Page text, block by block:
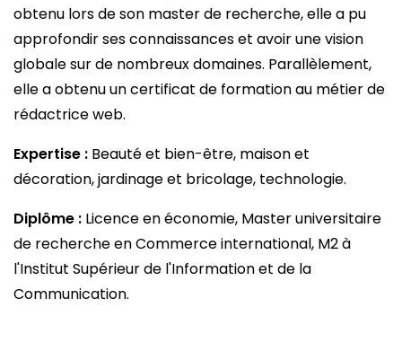
obtenu lors de son master de recherche, elle a pu
approfondir ses connaissances et avoir une vision
globale sur de nombreux domaines. Parallèlement,
elle a obtenu un certificat de formation au métier de
rédactrice web.
Expertise : Beauté et bien-être, maison et
décoration, jardinage et bricolage, technologie.
Diplôme : Licence en économie, Master universitaire
de recherche en Commerce international, M2 à
l'Institut Supérieur de l'Information et de la
Communication.